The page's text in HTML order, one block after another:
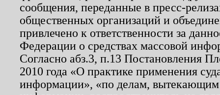
сообщения, переданные в пресс-
общественных организаций и
привлечено к ответственности за
Федерации о средствах массовой
Согласно абз.3, п.13 Постановления
2010 года «О практике применения
информации», «по делам, вытекающим